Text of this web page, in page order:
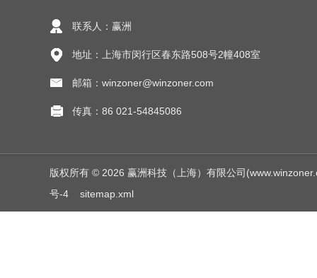
联系人：赢洲
地址：上海市闵行区春东路508号2幢408室
邮箱：winzoner@winzoner.com
传真：86 021-54845086
版权所有 © 2026 赢洲科技（上海）有限公司
号-4
sitemap.xml